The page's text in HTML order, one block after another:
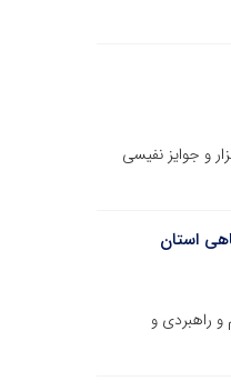
و جوایز نفیسی
استان
راهبردی و